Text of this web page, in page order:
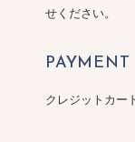
せください。
PAYMENT
クレジットカー